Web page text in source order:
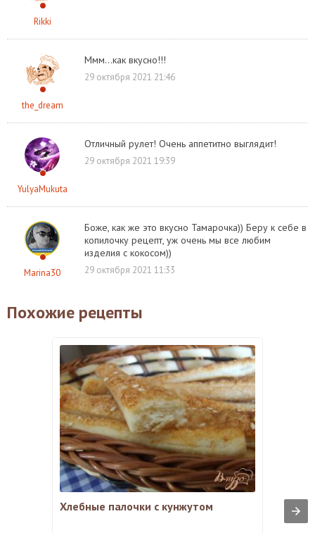
Rikki
the_dream
Ммм...как вкусно!!!
29 октября 2021 21:46
YulyaMukuta
Отличный рулет! Очень аппетитно выглядит!
29 октября 2021 19:39
Marina30
Боже, как же это вкусно Тамарочка)) Беру к себе в
копилочку рецепт, уж очень мы все любим
изделия с кокосом))
29 октября 2021 11:33
Похожие рецепты
Хлебные палочки с кунжутом